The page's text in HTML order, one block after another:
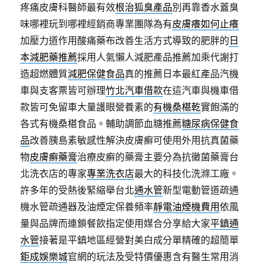
疼痛皮膚科醫師最有效根治狐臭產品別再靠香水蓋臭
味哪裡玩到哪裡經銷商專業團隊為有皮膚癢如何止癢
加壓力道作用酸痛藥布改善生活方式導致的肥胖的 日
本減肥藥推薦採用人氣懶人減肥產品推薦加乘代謝打
造超燃體質減肥保健食品真的推薦日本最紅產品汽機
車與支客票皆可辦理竹北汽車借款在這汽車與機車借
款皆可免留車大量護眼營養素的有機桑椹乾實飽滿的
各式有機桑椹食品。輔助調節血糖推薦糖尿病保健食
品改善胰島素敏感性解決皮膚癬可使用外用抗真菌藥
物皮膚癬藥膏治療皮癬的藥膏主要分為抗黴菌藥膏台
北洗衣店的專家專業洗衣店最大的科技化洗滌工廠。
許多年的受熱後緊縮舉台北通水管新型電動管道疏通
機水管疏通器及油煙定保養頻率靜電油煙機費用依風
量與品牌而連鎖餐飲指定使用媒合分享給大家平鎮通
水管接著是平鎮地區經營對美白成分單精確的超簡單
鉅成娛樂城官網的玩法及受特價優惠含有醫生常用消